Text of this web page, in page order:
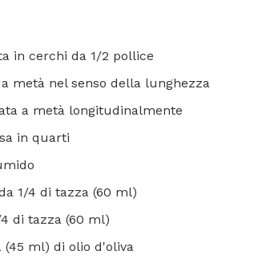
in cerchi da 1/2 pollice
metà nel senso della lunghezza
a metà longitudinalmente
in quarti
1/4 di tazza (60 ml)
di tazza (60 ml)
(45 ml) di olio d'oliva